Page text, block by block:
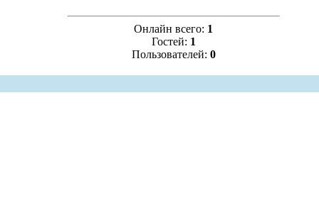
Онлайн всего: 1
Гостей: 1
Пользователей: 0